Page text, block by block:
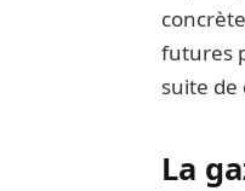
futures
suite de
La